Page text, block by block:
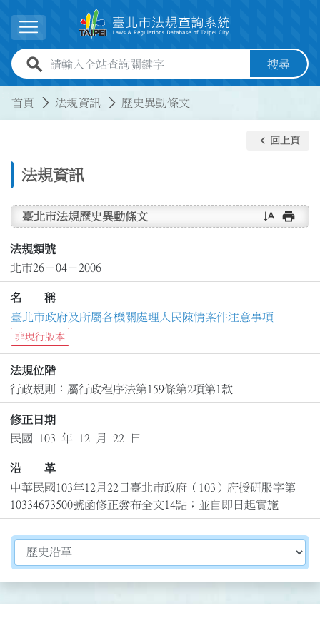
展開選單
全站查詢關鍵字欄位 搜尋
首頁 法規資訊 歷史異動條文
法規資訊
keyboard_arrow_left 回上頁
臺北市法規歷史異動條文 text_rotate_vertical print
法規類號
北市26－04－2006
名 稱
臺北市政府及所屬各機關處理人民陳情案件注意事項
非現行版本
法規位階
行政規則：屬行政程序法第159條第2項第1款
修正日期
民國 103 年 12 月 22 日
沿 革
中華民國103年12月22日臺北市政府（103）府授研服字第
10334673500號函修正發布全文14點；並自即日起實施
切換選擇法規資訊內容